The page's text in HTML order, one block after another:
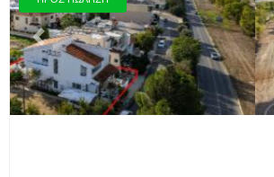
Προηγούμενο